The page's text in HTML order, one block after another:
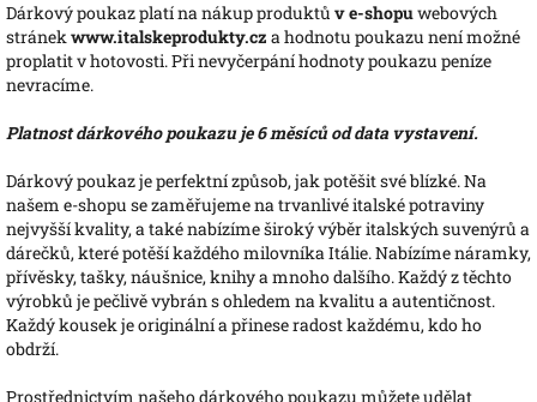
Dárkový poukaz platí na nákup produktů v e-shopuwebových
stránekwww.italskeprodukty.cz a hodnotu poukazu není možné
proplatit v hotovosti. Při nevyčerpání hodnoty poukazu peníze
nevracíme.
Platnost dárkového poukazu je 6 měsíců od data vystavení.
Dárkový poukaz je perfektní způsob, jak potěšit své blízké. Na
našem e-shopu se zaměřujeme na trvanlivé italské potraviny
nejvyšší kvality, a také nabízíme široký výběr italských suvenýrů a
dárečků, které potěší každého milovníka Itálie. Nabízíme náramky,
přívěsky, tašky, náušnice, knihy a mnoho dalšího. Každý z těchto
výrobků je pečlivě vybrán s ohledem na kvalitu a autentičnost.
Každý kousek je originální a přinese radost každému, kdo ho
obdrží.
Prostřednictvím našeho dárkového poukazu můžete udělat